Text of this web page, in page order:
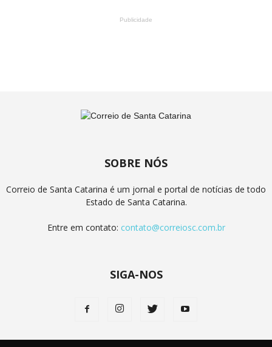
Publicidade
SOBRE NÓS
Correio de Santa Catarina é um jornal e portal de notícias de todo
Estado de Santa Catarina.
Entre em contato: contato@correiosc.com.br
SIGA-NOS